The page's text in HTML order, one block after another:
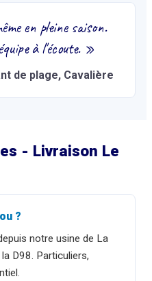
en pleine saison.
à l'écoute.»
de plage, Cavalière
- Livraison Le
?
notre usine de La
D98. Particuliers,